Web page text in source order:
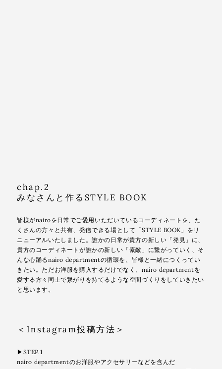
chap.2
みなさんと作るSTYLE BOOK
皆様がnairoを日常でご愛用いただいているコーディネートを、た
くさんの方々と共有、発信できる場として「STYLE BOOK」をリ
ニューアルいたしました。誰かの日常が貴方の新しい「発見」に、
貴方のコーディネートが誰かの新しい「素敵」に繋がっていく、そ
んな心踊るnairo departmentの循環を、皆様と一緒につくってい
きたい。ただお洋服を購入するだけでなく、nairo departmentを
愛する方々同士で繋がりを持てるような空間づくりをしていきたい
と思います。
＜Instagram投稿方法＞
▶︎STEP.1
nairo departmentのお洋服やアクセサリーなどを含んだ